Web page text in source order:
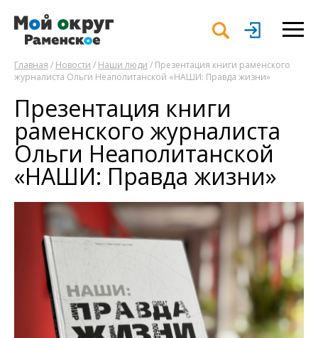
Главная / Новости / Наши люди / Презентация книги раменского
журналиста Ольги Неаполитанской «НАШИ: Правда жизни»
Презентация книги
раменского журналиста
Ольги Неаполитанской
«НАШИ: Правда жизни»